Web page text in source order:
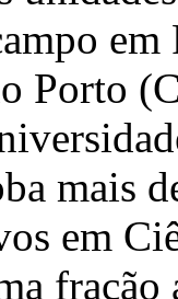
Porto
mais
em